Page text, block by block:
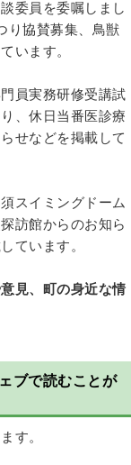
委員を委嘱しまし
り協賛募集、鳥獣
います。
員実務研修受講試
、休日当番医診療
せなどを掲載して
スイミングドーム
訪館からのお知ら
ています。
見、町の身近な情
ブで読むことが
す。